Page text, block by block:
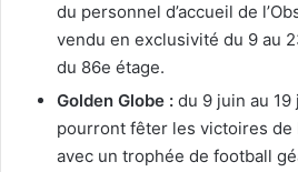
du personnel d’accueil de
vendu en exclusivité du 9 au
du 86e étage.
Golden Globe : du 9 juin au
pourront fêter les victoires
avec un trophée de football